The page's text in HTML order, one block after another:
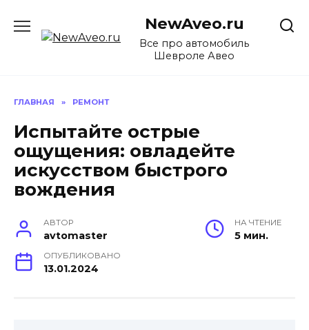
содержанию
NewAveo.ru
Все про автомобиль
Шевроле Авео
ГЛАВНАЯ » РЕМОНТ
Испытайте острые
ощущения: овладейте
искусством быстрого
вождения
АВТОР
avtomaster
НА ЧТЕНИЕ
5 мин.
ОПУБЛИКОВАНО
13.01.2024